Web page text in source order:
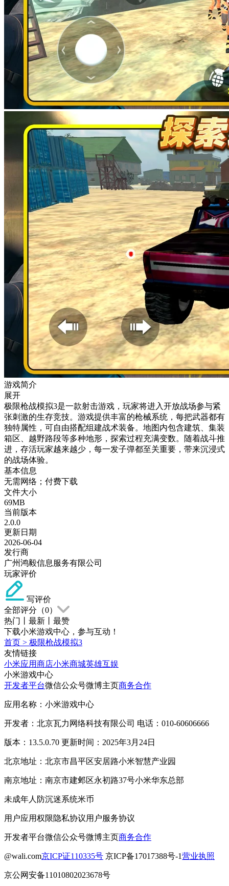
游戏简介
展开
极限枪战模拟3是一款射击游戏，玩家将进入开放战场参与紧
张刺激的生存竞技。游戏提供丰富的枪械系统，每把武器都有
独特属性，可自由搭配组建战术装备。地图内包含建筑、集装
箱区、越野路段等多种地形，探索过程充满变数。随着战斗推
进，存活玩家越来越少，每一发子弹都至关重要，带来沉浸式
的战场体验。
基本信息
无需网络；付费下载
文件大小
69MB
当前版本
2.0.0
更新日期
2026-06-04
发行商
广州鸿毅信息服务有限公司
玩家评价
写评价
全部评分（0）
热门
最新
最赞
下载小米游戏中心，参与互动！
首页 > 极限枪战模拟3
友情链接
小米应用商店小米商城英雄互娱
小米游戏中心
开发者平台微信公众号微博主页商务合作
应用名称：小米游戏中心
开发者：北京瓦力网络科技有限公司 电话：010-60606666
版本：13.5.0.70 更新时间：2025年3月24日
北京地址：北京市昌平区安居路小米智慧产业园
南京地址：南京市建邺区永初路37号小米华东总部
未成年人防沉迷系统米币
用户应用权限隐私协议用户服务协议
开发者平台微信公众号微博主页商务合作
@wali.com京ICP证110335号 京ICP备17017388号-1营业执照
京公网安备11010802023678号